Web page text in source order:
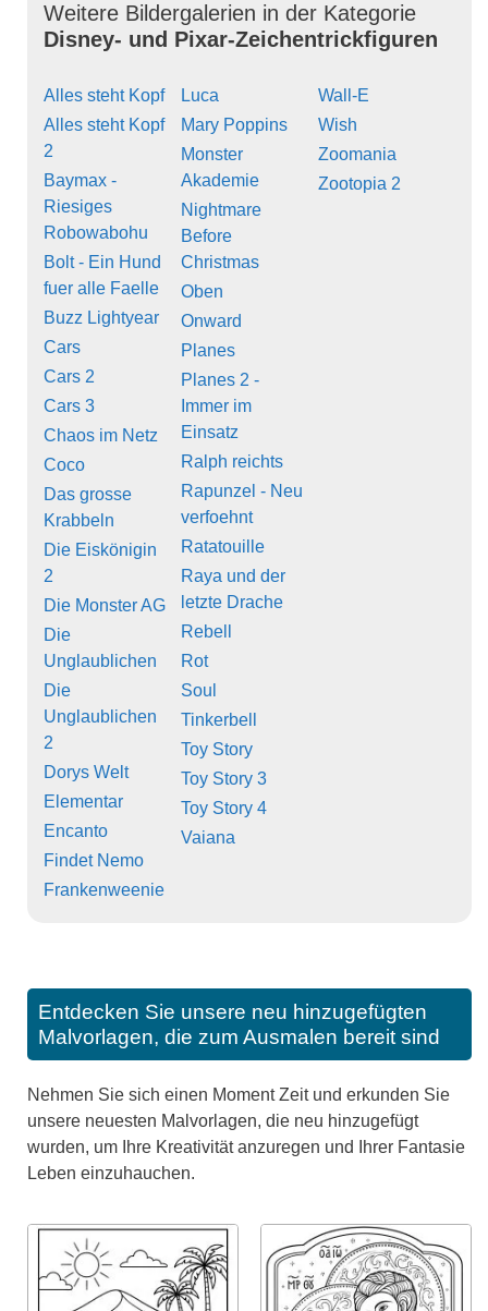
Weitere Bildergalerien in der Kategorie
Disney- und Pixar-Zeichentrickfiguren
Alles steht Kopf
Alles steht Kopf
2
Baymax -
Riesiges
Robowabohu
Bolt - Ein Hund
fuer alle Faelle
Buzz Lightyear
Cars
Cars 2
Cars 3
Chaos im Netz
Coco
Das grosse
Krabbeln
Die Eiskönigin
2
Die Monster AG
Die
Unglaublichen
Die
Unglaublichen
2
Dorys Welt
Elementar
Encanto
Findet Nemo
Frankenweenie
Luca
Mary Poppins
Monster
Akademie
Nightmare
Before
Christmas
Oben
Onward
Planes
Planes 2 -
Immer im
Einsatz
Ralph reichts
Rapunzel - Neu
verfoehnt
Ratatouille
Raya und der
letzte Drache
Rebell
Rot
Soul
Tinkerbell
Toy Story
Toy Story 3
Toy Story 4
Vaiana
Wall-E
Wish
Zoomania
Zootopia 2
Entdecken Sie unsere neu hinzugefügten
Malvorlagen, die zum Ausmalen bereit sind
Nehmen Sie sich einen Moment Zeit und erkunden Sie
unsere neuesten Malvorlagen, die neu hinzugefügt
wurden, um Ihre Kreativität anzuregen und Ihrer Fantasie
Leben einzuhauchen.